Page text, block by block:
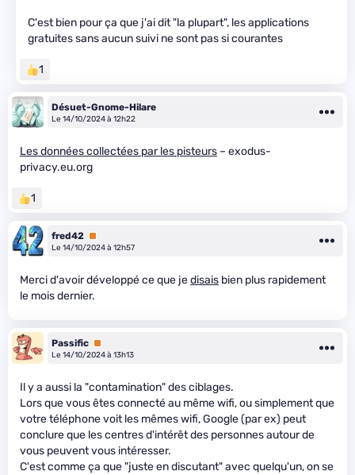
C'est bien pour ça que j'ai dit "la plupart", les applications
gratuites sans aucun suivi ne sont pas si courantes
1
Désuet-Gnome-Hilare
Le 14/10/2024 à 12h22
Les données collectées par les pisteurs – exodus-
privacy.eu.org
1
fred42 Premium
Le 14/10/2024 à 12h57
Merci d'avoir développé ce que jedisais bien plus rapidement
le mois dernier.
Passific Premium
Le 14/10/2024 à 13h13
Il y a aussi la "contamination" des ciblages.
Lors que vous êtes connecté au même wifi, ou simplement que
votre téléphone voit les mêmes wifi, Google (par ex) peut
conclure que les centres d'intérêt des personnes autour de
vous peuvent vous intéresser.
C'est comme ça que "juste en discutant" avec quelqu'un, on se